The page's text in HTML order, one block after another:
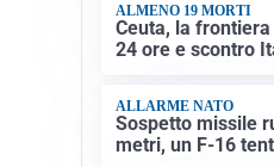
ALMENO 19 MORTI
Ceuta, la
24 ore e scontro
ALLARME NATO
Sospetto missile
metri, un F-16